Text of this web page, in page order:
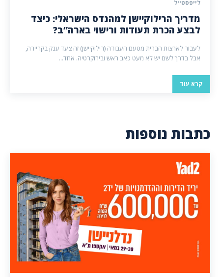
לייפסטייל
מדריך הרילוקיישן למהנדס הישראלי: כיצד
לבצע הכרת תעודות ורישוי בארה”ב?
לעבור לארצות הברית מטעם העבודה (רילוקיישן) זה צעד ענק בקריירה,
אבל בדרך לשם יש לא מעט כאב ראש ובירוקרטיה. אחד...
קרא עוד
כתבות נוספות